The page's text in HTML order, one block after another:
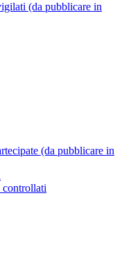
(da pubblicare in
(da pubblicare in